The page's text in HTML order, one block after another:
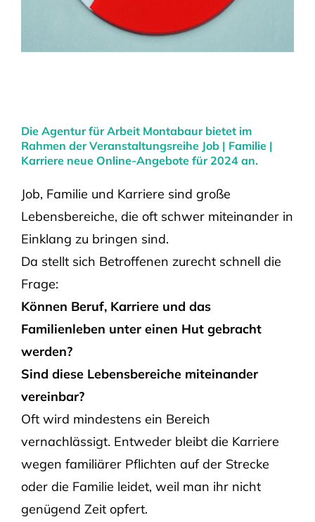
Die Agentur für Arbeit Montabaur bietet im
Rahmen der Veranstaltungsreihe Job | Familie |
Karriere neue Online-Angebote für 2024 an.
Job, Familie und Karriere sind große
Lebensbereiche, die oft schwer miteinander in
Einklang zu bringen sind.
Da stellt sich Betroffenen zurecht schnell die
Frage:
Können Beruf, Karriere und das
Familienleben unter einen Hut gebracht
werden?
Sind diese Lebensbereiche miteinander
vereinbar?
Oft wird mindestens ein Bereich
vernachlässigt. Entweder bleibt die Karriere
wegen familiärer Pflichten auf der Strecke
oder die Familie leidet, weil man ihr nicht
genügend Zeit opfert.